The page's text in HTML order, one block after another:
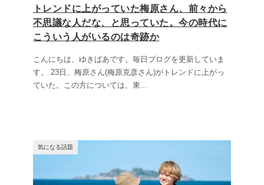
トレンドに上がっていた梅原さん、前々から
不思議な人だな、と思っていた。今の時代に
こういう人がいるのは奇跡か
こんにちは、ゆきばあです。毎日ブログを更新していま
す。 23日、梅原さん(梅原克彦さん)がトレンドに上がっ
ていた。この方については、東...
気になる話題